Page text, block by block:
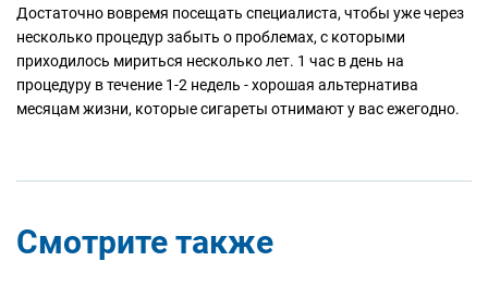
Достаточно вовремя посещать специалиста, чтобы уже через
несколько процедур забыть о проблемах, с которыми
приходилось мириться несколько лет. 1 час в день на
процедуру в течение 1-2 недель - хорошая альтернатива
месяцам жизни, которые сигареты отнимают у вас ежегодно.
Смотрите также